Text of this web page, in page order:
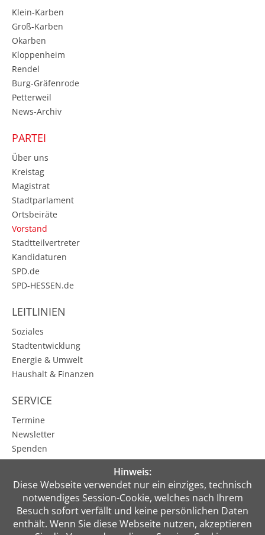
Hinweis:
Diese Webseite verwendet nur ein einziges, technisch
notwendiges Session-Cookie, welches nach Ihrem
Besuch sofort verfällt und keine persönlichen Daten
enthält. Wenn Sie diese Webseite nutzen, akzeptieren
Klein-Karben
Groß-Karben
Okarben
Kloppenheim
Rendel
Burg-Gräfenrode
Petterweil
News-Archiv
PARTEI
Über uns
Kreistag
Magistrat
Stadtparlament
Ortsbeiräte
Vorstand
Stadtteilvertreter
Kandidaturen
SPD.de
SPD-HESSEN.de
LEITLINIEN
Soziales
Stadtentwicklung
Energie & Umwelt
Haushalt & Finanzen
SERVICE
Termine
Newsletter
Spenden
Karbener Spiegel
PRESSE
MEIN BEREICH